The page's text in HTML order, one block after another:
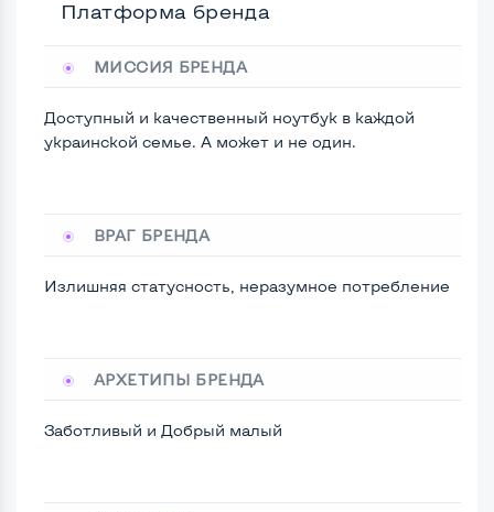
Платформа бренда
МИССИЯ БРЕНДА
Доступный и качественный ноутбук в каждой
украинской семье. А может и не один.
ВРАГ БРЕНДА
Излишняя статусность, неразумное потребление
АРХЕТИПЫ БРЕНДА
Заботливый и Добрый малый